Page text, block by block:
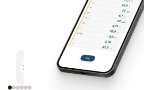
Măsurare în paralel
Eficientă și sigură